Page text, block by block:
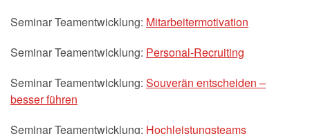
Seminar Teamentwicklung: Mitarbeitermotivation
Seminar Teamentwicklung: Personal-Recruiting
Seminar Teamentwicklung: Souverän entscheiden –
besser führen
Seminar Teamentwicklung: Hochleistungsteams